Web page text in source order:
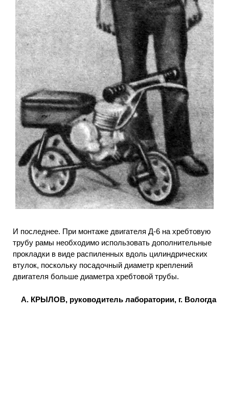
И последнее. При монтаже двигателя Д-6 на хребтовую
трубу рамы необходимо использовать дополнительные
прокладки в виде распиленных вдоль цилиндрических
втулок, поскольку посадочный диаметр креплений
двигателя больше диаметра хребтовой трубы.
А. КРЫЛОВ, руководитель лаборатории, г. Вологда